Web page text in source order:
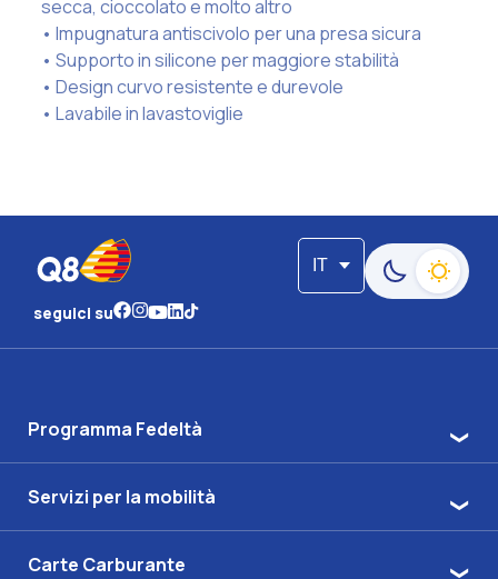
secca, cioccolato e molto altro
• Impugnatura antiscivolo per una presa sicura
• Supporto in silicone per maggiore stabilità
• Design curvo resistente e durevole
• Lavabile in lavastoviglie
IT
Passa alla
seguici su
Programma Fedeltà
Servizi per la mobilità
Carte Carburante